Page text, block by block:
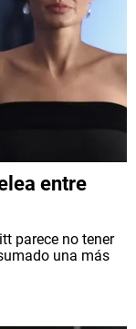
entre
parece no tener
una más